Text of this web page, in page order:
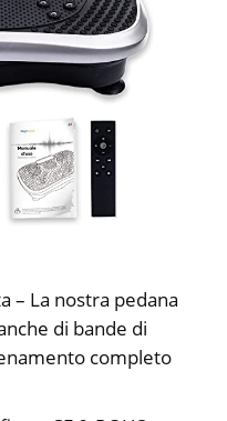
– La nostra pedana
di bande di
completo